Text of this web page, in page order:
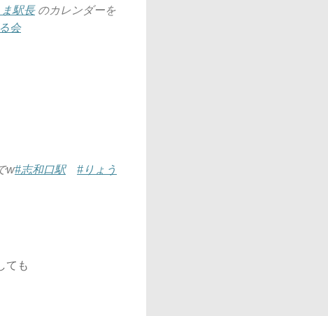
駅長のカレンダーを
会
w#志和口駅
#りょう
ても